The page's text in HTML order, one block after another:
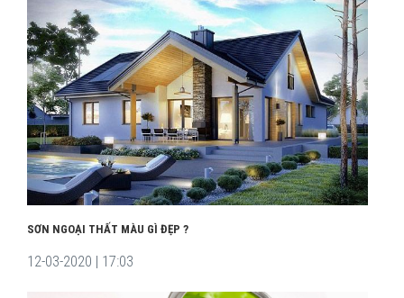
SƠN NGOẠI THẤT MÀU GÌ ĐẸP ?
12-03-2020 | 17:03